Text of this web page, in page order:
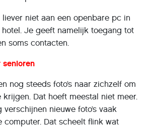
niet aan een openbare pc in
Je geeft namelijk toegang tot
soms contacten.
senioren
nog steeds foto’s naar zichzelf om
Dat hoeft meestal niet meer.
nieuwe foto’s vaak
computer. Dat scheelt flink wat